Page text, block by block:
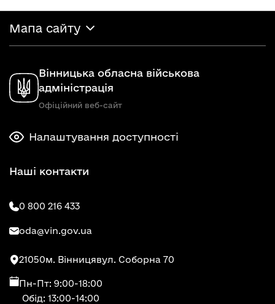
Мапа сайту
Вінницька обласна військова
адміністрація
Офіційний веб-сайт
Налаштування доступності
Наші контакти
0 800 216 433
oda@vin.gov.ua
21050м. Вінницявул. Соборна 70
Пн-Пт: 9:00-18:00
Обід: 13:00-14:00